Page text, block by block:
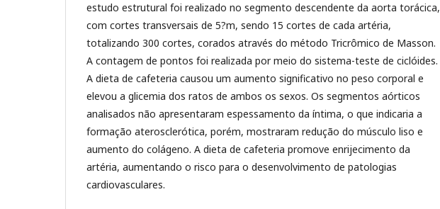
estudo estrutural foi realizado no segmento descendente da aorta torácica,
com cortes transversais de 5?m, sendo 15 cortes de cada artéria,
totalizando 300 cortes, corados através do método Tricrômico de Masson.
A contagem de pontos foi realizada por meio do sistema-teste de ciclóides.
A dieta de cafeteria causou um aumento significativo no peso corporal e
elevou a glicemia dos ratos de ambos os sexos. Os segmentos aórticos
analisados não apresentaram espessamento da íntima, o que indicaria a
formação aterosclerótica, porém, mostraram redução do músculo liso e
aumento do colágeno. A dieta de cafeteria promove enrijecimento da
artéria, aumentando o risco para o desenvolvimento de patologias
cardiovasculares.